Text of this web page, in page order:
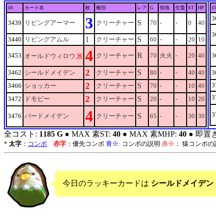
18 カード名 枚 種別 レア G 領地 生贄 ST HP
3439 リビングアーマー 3 クリーチャー S 70 - - 0 40
3440 リビングアムル 1 クリーチャー S 60 - - 20 10
3453 オールドウィロウ ※ 4 クリーチャー R 70 火火 - 20 40
3462 シールドメイデン 2 クリーチャー S 80 - - 40 40
3466 ショッカー 2 クリーチャー S 70 - - 10 40
3472
ドモビー 2 クリーチャー S 20 - - 10 20
3476 バードメイデン 4 クリーチャー S 65 - - 30 30
15
全コスト: 1185 G ● MAX 素ST: 40 ● MAX 素MHP: 40 ● 即置
* 太字 ： コンボ 赤字 ：優先コンボ 青※ : コンボの説明 赤※ ： 猿コンボ
今日のラッキーカードは シールドメイデン